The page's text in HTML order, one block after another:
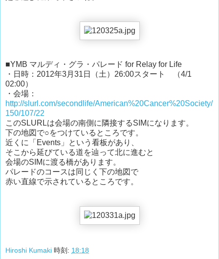
■YMB マルディ・グラ・パレード for Relay for Life
・日時：2012年3月31日（土）26:00スタート （4/1
02:00）
・会場：
http://slurl.com/secondlife/American%20Cancer%20Society/
150/107/22
このSLURLは会場の南側に隣接するSIMになります。
下の地図で○をつけているところです。
近くに「Events」という看板があり、
そこから延びている道を辿って北に進むと
会場のSIMに渡る橋があります。
パレードのコースは同じく下の地図で
赤い直線で示されているところです。
Hiroshi Kumaki 時刻: 18:18